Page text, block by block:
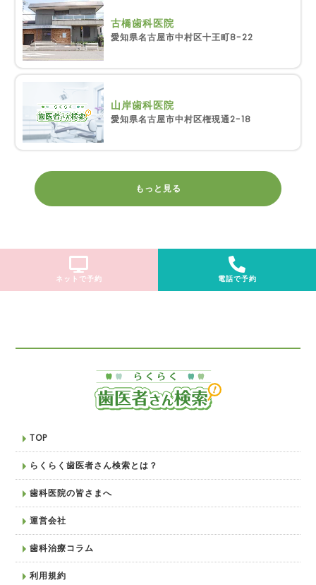
古橋歯科医院
愛知県名古屋市中村区十王町8-22
山岸歯科医院
愛知県名古屋市中村区権現通2-18
もっと見る
ネットで予約 電話で予約
TOP
らくらく歯医者さん検索とは？
歯科医院の皆さまへ
運営会社
歯科治療コラム
利用規約